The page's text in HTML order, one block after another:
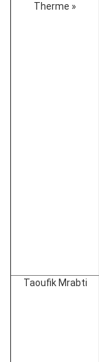
Therme »
Taoufik Mrabti